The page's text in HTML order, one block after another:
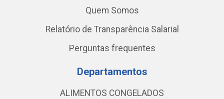
Quem Somos
Relatório de Transparência Salarial
Perguntas frequentes
Departamentos
ALIMENTOS CONGELADOS